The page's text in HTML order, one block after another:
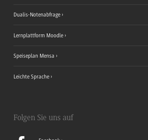
Dualis-Notenabfrage
Lernplattform Moodle
Speiseplan Mensa
Leichte Sprache
Folgen Sie uns auf